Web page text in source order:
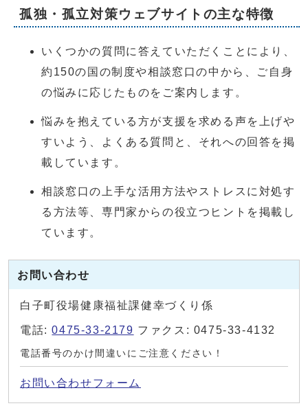
孤独・孤立対策ウェブサイトの主な特徴
いくつかの質問に答えていただくことにより、
約150の国の制度や相談窓口の中から、ご自身
の悩みに応じたものをご案内します。
悩みを抱えている方が支援を求める声を上げや
すいよう、よくある質問と、それへの回答を掲
載しています。
相談窓口の上手な活用方法やストレスに対処す
る方法等、専門家からの役立つヒントを掲載し
ています。
お問い合わせ
白子町役場健康福祉課健幸づくり係
電話:0475-33-2179 ファクス: 0475-33-4132
電話番号のかけ間違いにご注意ください！
お問い合わせフォーム